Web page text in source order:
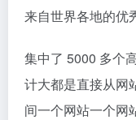
来自世界各地的优
集中了 5000 多个
计大都是直接从网
间一个网站一个网